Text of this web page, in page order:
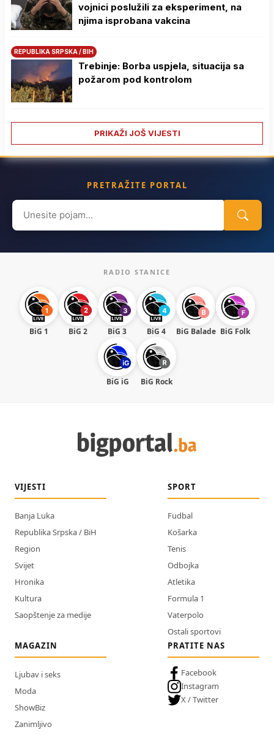
vojnici poslužili za eksperiment, na
njima isprobana vakcina
REPUBLIKA SRPSKA / BIH
Trebinje: Borba uspjela, situacija sa
požarom pod kontrolom
PRIKAŽI JOŠ VIJESTI
PRETRAŽITE PORTAL
Search
for:
RADIO STANICE
BiG 1 BiG 2 BiG 3 BiG 4 BiG Balade BiG Folk
BiG iG BiG Rock
VIJESTI
Banja Luka
Republika Srpska / BiH
Region
Svijet
Hronika
Kultura
Saopštenje za medije
SPORT
Fudbal
Košarka
Tenis
Odbojka
Atletika
Formula 1
Vaterpolo
Ostali sportovi
MAGAZIN
Ljubav i seks
Moda
ShowBiz
Zanimljivo
PRATITE NAS
Facebook
Instagram
X / Twitter